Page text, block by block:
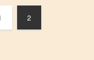
2